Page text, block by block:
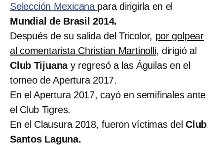
Selección Mexicana para dirigirla en el
Mundial de Brasil 2014.
Después de su salida del Tricolor, por golpear
al comentarista Christian Martinolli, dirigió al
Club Tijuana y regresó a las Águilas en el
torneo de Apertura 2017.
En el Apertura 2017, cayó en semifinales ante
el Club Tigres.
En el Clausura 2018, fueron víctimas del Club
Santos Laguna.